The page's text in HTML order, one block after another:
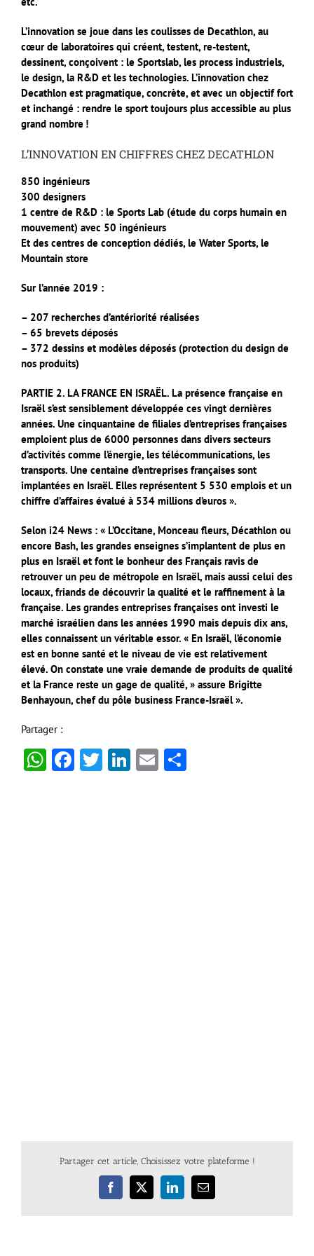
L’innovation se joue dans les coulisses de Decathlon, au
cœur de laboratoires qui créent, testent, re-testent,
dessinent, conçoivent : le Sportslab, les process industriels,
le design, la R&D et les technologies. L’innovation chez
Decathlon est pragmatique, concrète, et avec un objectif fort
et inchangé : rendre le sport toujours plus accessible au plus
grand nombre !
L’INNOVATION EN CHIFFRES CHEZ DECATHLON
850 ingénieurs
300 designers
1 centre de R&D : le Sports Lab (étude du corps humain en
mouvement) avec 50 ingénieurs
Et des centres de conception dédiés, le Water Sports, le
Mountain store
Sur l’année 2019 :
– 207 recherches d’antériorité réalisées
– 65 brevets déposés
– 372 dessins et modèles déposés (protection du design de
nos produits)
PARTIE 2. LA FRANCE EN ISRAËL. La présence française en
Israël s’est sensiblement développée ces vingt dernières
années. Une cinquantaine de filiales d’entreprises françaises
emploient plus de 6000 personnes dans divers secteurs
d’activités comme l’énergie, les télécommunications, les
transports. Une centaine d’entreprises françaises sont
implantées en Israël. Elles représentent 5 530 emplois et un
chiffre d’affaires évalué à 534 millions d’euros ».
Selon i24 News : « L’Occitane, Monceau fleurs, Décathlon ou
encore Bash, les grandes enseignes s’implantent de plus en
plus en Israël et font le bonheur des Français ravis de
retrouver un peu de métropole en Israël, mais aussi celui des
locaux, friands de découvrir la qualité et le raffinement à la
française. Les grandes entreprises françaises ont investi le
marché israélien dans les années 1990 mais depuis dix ans,
elles connaissent un véritable essor. « En Israël, l’économie
est en bonne santé et le niveau de vie est relativement
élevé. On constate une vraie demande de produits de qualité
et la France reste un gage de qualité, » assure Brigitte
Benhayoun, chef du pôle business France-Israël ».
Partager :
WhatsApp
Facebook
Twitter
LinkedIn
Email
Partager cet article, Choisissez votre plateforme !
Facebook
X LinkedInEmail